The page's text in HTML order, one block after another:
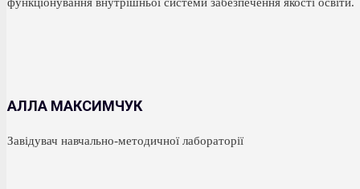
АЛЛА МАКСИМЧУК
Завідувач навчально-методичної лабораторії